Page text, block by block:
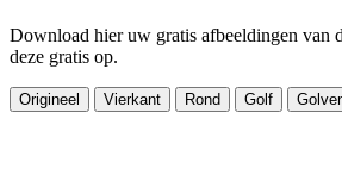
Download hier uw gratis afbeeldingen van
deze gratis op.
Origineel Vierkant Rond Golf